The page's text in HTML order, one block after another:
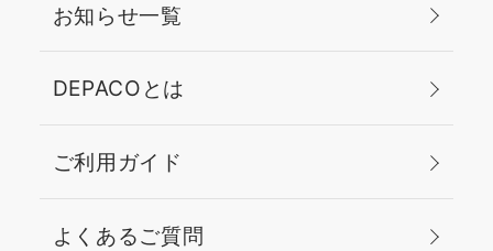
お知らせ一覧
DEPACOとは
ご利用ガイド
よくあるご質問